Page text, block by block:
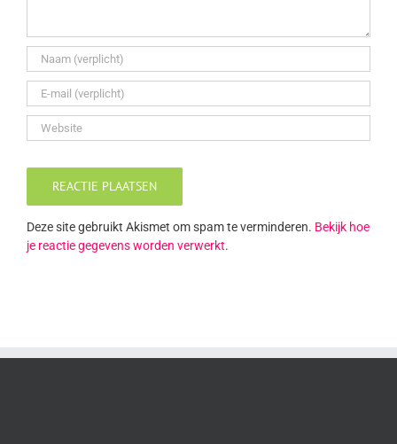
Deze site gebruikt Akismet om spam te verminderen. Bekijk hoe
je reactie gegevens worden verwerkt.